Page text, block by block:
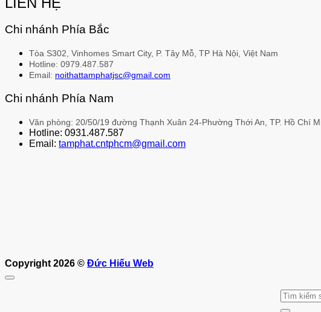
Chi nhánh Phía Bắc
Tòa S302, Vinhomes Smart City, P. Tây Mỗ, TP Hà Nội, Việt Nam
Hotline: 0979.487.587
Email: noithattamphatjsc@gmail.com
Chi nhánh Phía Nam
Văn phòng: 20/50/19 đường Thạnh Xuân 24-Phường Thới An, TP. Hồ Chí
Hotline: 0931.487.587
Email: tamphat.cntphcm@gmail.com
Copyright 2026 © Đức Hiếu Web
Tìm
kiếm: